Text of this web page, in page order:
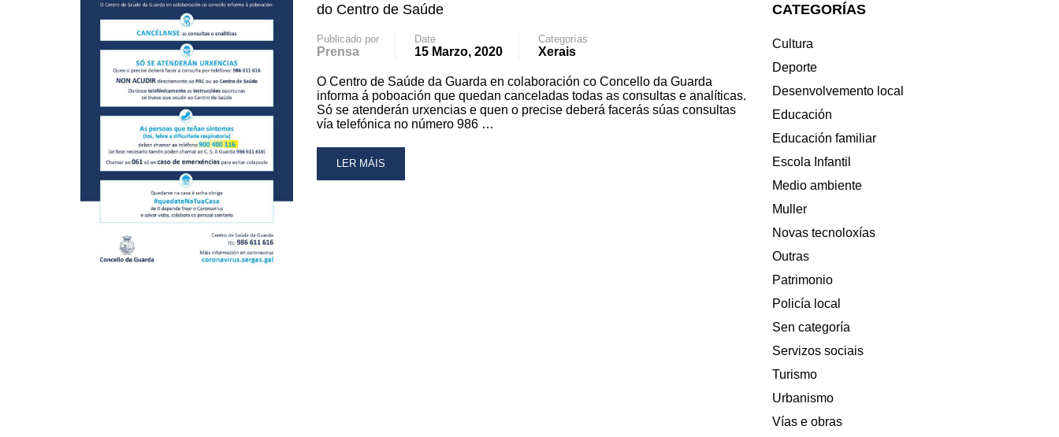
do Centro de Saúde
Publicado por
Prensa
Date
15 Marzo, 2020
Categorías
Xerais
O Centro de Saúde da Guarda en colaboración co Concello da Guarda
informa á poboación que quedan canceladas todas as consultas e analíticas.
Só se atenderán urxencias e quen o precise deberá facerás súas consultas
vía telefónica no número 986 …
READ
MORE
LER MÁIS
CATEGORÍAS
Cultura
Deporte
Desenvolvemento local
Educación
Educación familiar
Escola Infantil
Medio ambiente
Muller
Novas tecnoloxías
Outras
Patrimonio
Policía local
Sen categoría
Servizos sociais
Turismo
Urbanismo
Vías e obras